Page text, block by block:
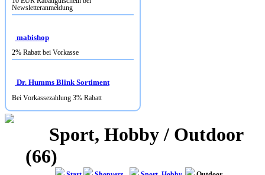
mabishop
Dr. Humms Blink Sortiment
Sport, Hobby / Outdoor
(66)
Shopverz. Sport, Hobby